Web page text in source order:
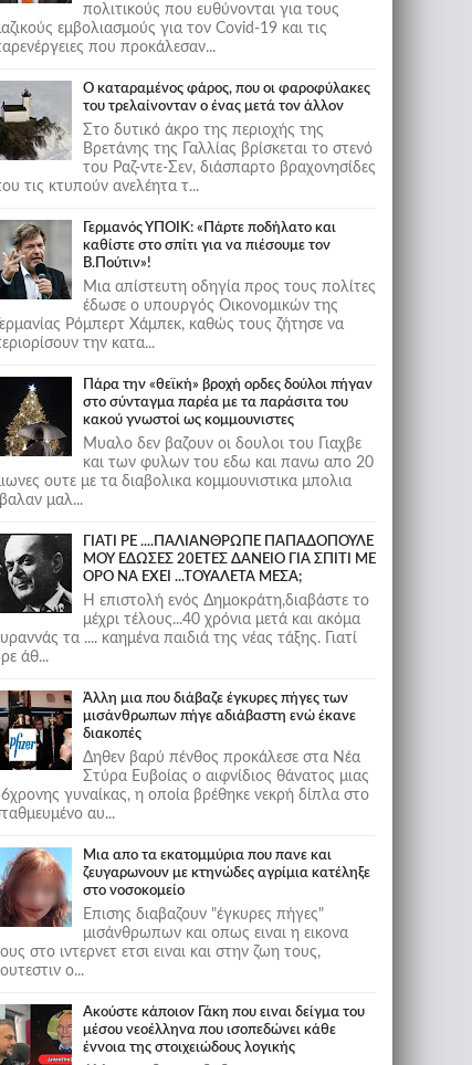
πολιτικούς που ευθύνονται για τους
εμβολιασμούς για τον Covid-19 και τις
που προκάλεσαν...
Ο καταραμένος φάρος, που οι φαροφύλακες
του τρελαίνονταν ο ένας μετά τον άλλον
Στο δυτικό άκρο της περιοχής της
Βρετάνης της Γαλλίας βρίσκεται το στενό
του Ραζ-ντε-Σεν, διάσπαρτο βραχονησίδες
τις κτυπούν ανελέητα τ...
Γερμανός ΥΠΟΙΚ: «Πάρτε ποδήλατο και
καθίστε στο σπίτι για να πιέσουμε τον
Β.Πούτιν»!
Μια απίστευτη οδηγία προς τους πολίτες
έδωσε ο υπουργός Οικονομικών της
Γερμανίας Ρόμπερτ Χάμπεκ, καθώς τους ζήτησε να
την κατα...
Πάρα την «θεϊκή» βροχή ορδες δούλοι πήγαν
στο σύνταγμα παρέα με τα παράσιτα του
κακού γνωστοί ως κομμουνιστες
Μυαλο δεν βαζουν οι δουλοι του Γιαχβε
και των φυλων του εδω και πανω απο 20
ουτε με τα διαβολικα κομμουνιστικα μπολια
μαλ...
ΓΙΑΤΙ ΡΕ ....ΠΑΛΙΑΝΘΡΩΠΕ ΠΑΠΑΔΟΠΟΥΛΕ
ΜΟΥ ΕΔΩΣΕΣ 20ΕΤΕΣ ΔΑΝΕΙΟ ΓΙΑ ΣΠΙΤΙ ΜΕ
ΟΡΟ ΝΑ ΕΧΕΙ ...ΤΟΥΑΛΕΤΑ ΜΕΣΑ;
Η επιστολή ενός Δημοκράτη,διαβάστε το
μέχρι τέλους...40 χρόνια μετά και ακόμα
τα .... καημένα παιδιά της νέας τάξης. Γιατί
άθ...
Άλλη μια που διάβαζε έγκυρες πήγες των
μισάνθρωπων πήγε αδιάβαστη ενώ έκανε
διακοπές
Δηθεν βαρύ πένθος προκάλεσε στα Νέα
Στύρα Ευβοίας ο αιφνίδιος θάνατος μιας
γυναίκας, η οποία βρέθηκε νεκρή δίπλα στο
αυ...
Μια απο τα εκατομμύρια που πανε και
ζευγαρωνουν με κτηνώδες αγρίμια κατέληξε
στο νοσοκομείο
Επισης διαβαζουν "έγκυρες πήγες"
μισάνθρωπων και οπως ειναι η εικονα
στο ιντερνετ ετσι ειναι και στην ζωη τους,
ο...
Ακούστε κάποιον Γάκη που ειναι δείγμα του
μέσου νεοέλληνα που ισοπεδώνει κάθε
έννοια της στοιχειώδους λογικής